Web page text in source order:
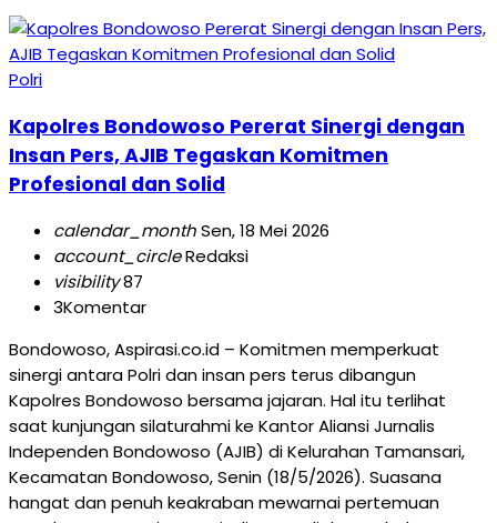
Polri
Kapolres Bondowoso Pererat Sinergi dengan
Insan Pers, AJIB Tegaskan Komitmen
Profesional dan Solid
calendar_monthSen, 18 Mei 2026
account_circleRedaksi
visibility87
3Komentar
Bondowoso, Aspirasi.co.id – Komitmen memperkuat
sinergi antara Polri dan insan pers terus dibangun
Kapolres Bondowoso bersama jajaran. Hal itu terlihat
saat kunjungan silaturahmi ke Kantor Aliansi Jurnalis
Independen Bondowoso (AJIB) di Kelurahan Tamansari,
Kecamatan Bondowoso, Senin (18/5/2026). Suasana
hangat dan penuh keakraban mewarnai pertemuan